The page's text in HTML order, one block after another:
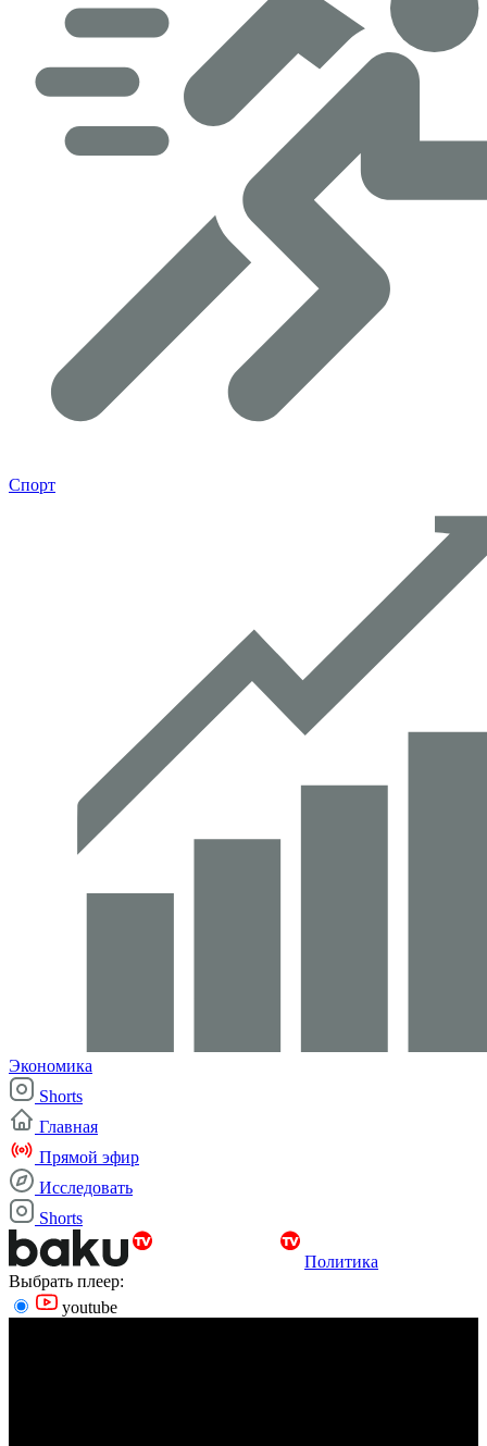
Спорт
Экономика
Shorts
Главная
Прямой эфир
Исследовать
Shorts
Политика
Выбрать плеер:
youtube